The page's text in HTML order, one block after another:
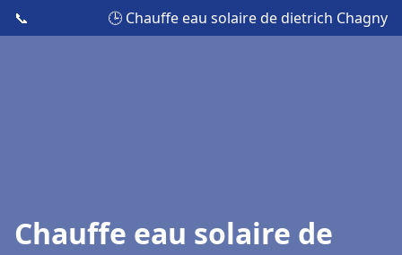
📞 🕒 Chauffe eau solaire de dietrich Chagny
Chauffe eau solaire de